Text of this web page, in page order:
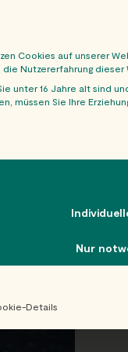
Cookies auf unserer
Nutzererfahrung dieser
unter 16 Jahre alt sind
müssen Sie Ihre
is a list of
Nur
Details